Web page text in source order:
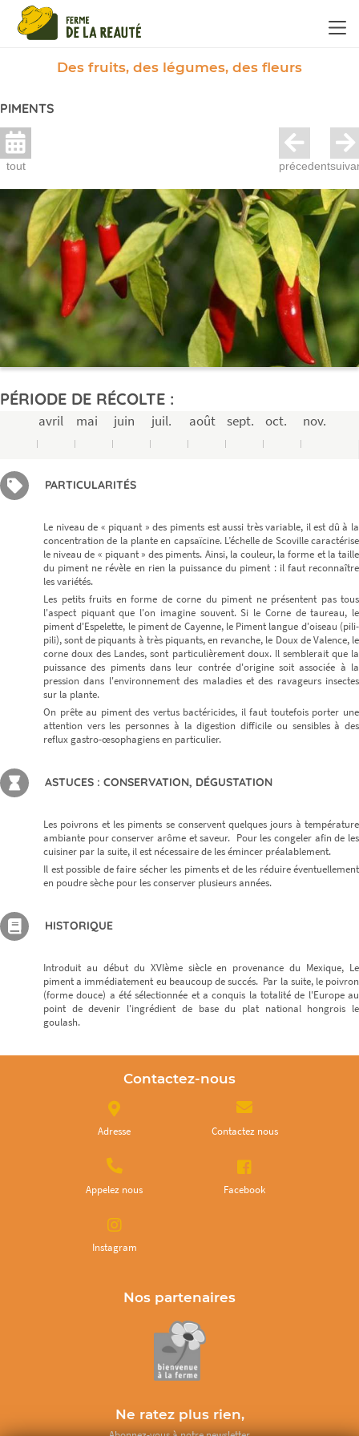
Des fruits, des légumes, des fleurs
PIMENTS
tout précedent
PÉRIODE DE RÉCOLTE :
avril mai juin juil. août sept. oct. nov.
PARTICULARITÉS
Le niveau de « piquant » des piments est aussi très variable, il est dû à la
concentration de la plante en capsaïcine. L’échelle de Scoville caractérise
le niveau de « piquant » des piments. Ainsi, la couleur, la forme et la taille
du piment ne révèle en rien la puissance du piment : il faut reconnaître
les variétés.
Les petits fruits en forme de corne du piment ne présentent pas tous
l'aspect piquant que l'on imagine souvent. Si le Corne de taureau, le
piment d'Espelette, le piment de Cayenne, le Piment langue d'oiseau (pili-
pili), sont de piquants à très piquants, en revanche, le Doux de Valence, le
corne doux des Landes, sont particulièrement doux. Il semblerait que la
puissance des piments dans leur contrée d'origine soit associée à la
pression dans l'environnement des maladies et des ravageurs insectes
sur la plante.
On prête au piment des vertus bactéricides, il faut toutefois porter une
attention vers les personnes à la digestion difficile ou sensibles à des
reflux gastro-œsophagiens en particulier.
ASTUCES : CONSERVATION, DÉGUSTATION
Les poivrons et les piments se conservent quelques jours à température
ambiante pour conserver arôme et saveur. Pour les congeler afin de les
cuisiner par la suite, il est nécessaire de les émincer préalablement.
Il est possible de faire sécher les piments et de les réduire éventuellement
en poudre sèche pour les conserver plusieurs années.
HISTORIQUE
Introduit au début du XVIème siècle en provenance du Mexique, Le
piment a immédiatement eu beaucoup de succés. Par la suite, le poivron
(forme douce) a été sélectionnée et a conquis la totalité de l'Europe au
point de devenir l'ingrédient de base du plat national hongrois le
goulash.
Contactez-nous
Adresse Contactez nous
Appelez nous Facebook
Instagram
Nos partenaires
Ne ratez plus rien,
Panneau de gestion des cookies